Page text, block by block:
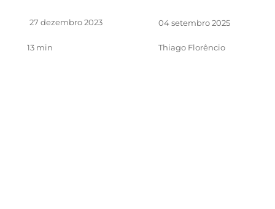
27 dezembro 2023 04 setembro 2025
13 min Thiago Florêncio